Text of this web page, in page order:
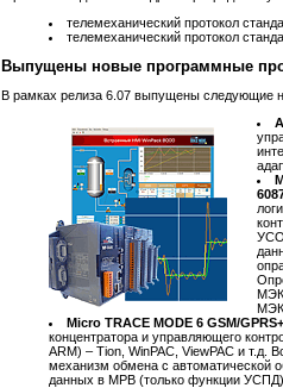
телемеханический протокол
телемеханический протокол
Выпущены новые программные
В рамках релиза 6.07 выпущены следующие
Micro TRACE MODE 6 GSM/
концентратора и управляющего
ARM) – Tion, WinPAC, ViewPAC и т.д.
механизм обмена с автоматической
данных в МРВ (только функции